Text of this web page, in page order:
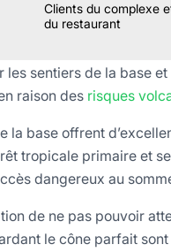
Clients du complexe
du restaurant
sentiers de la base
raison des risques
la base offrent
tropicale primaire et
dangereux au
de ne pas pouvoir
le cône parfait